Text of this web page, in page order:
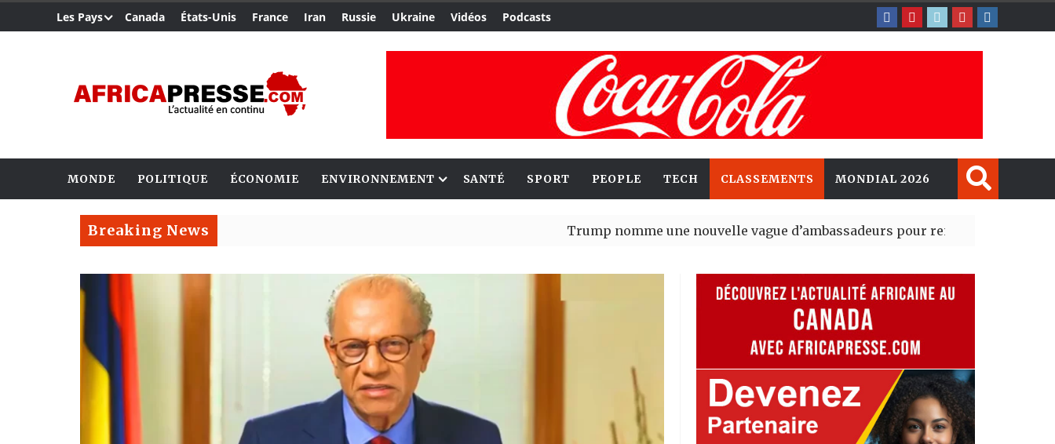
Les Pays Canada États-Unis France Iran Russie Ukraine Vidéos Podcasts
MONDE POLITIQUE ÉCONOMIE ENVIRONNEMENT SANTÉ SPORT PEOPLE TECH CLASSEMENTS MONDIAL 2026
Breaking News Trump nomme une nouvelle vague d’ambassadeurs pour renforcer la présence